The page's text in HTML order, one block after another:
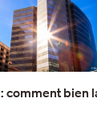
comment bien